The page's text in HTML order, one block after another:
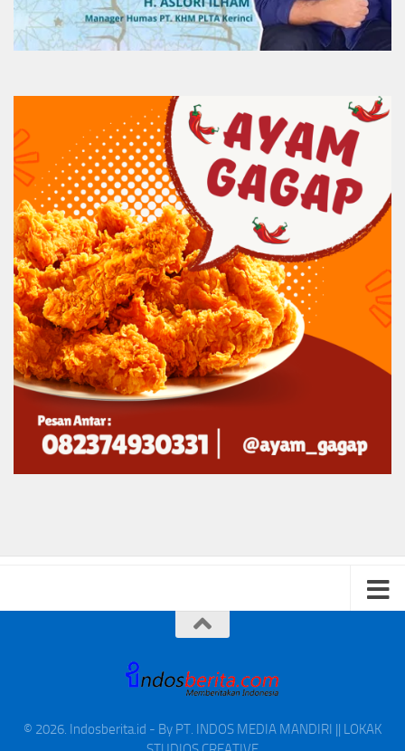
© 2026. Indosberita.id - By PT. INDOS MEDIA MANDIRI || LOKAK